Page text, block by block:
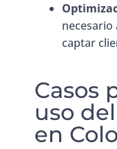
captar
Casos
uso
en